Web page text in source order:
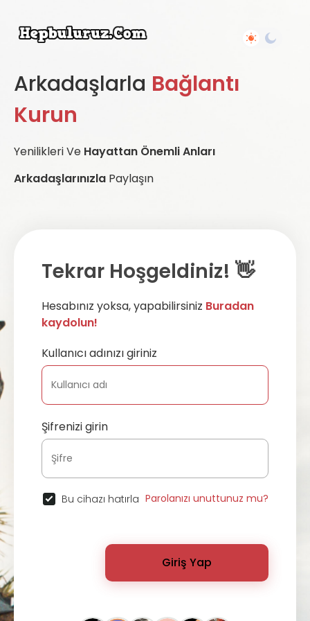
Arkadaşlarla Bağlantı
Kurun
Yenilikleri Ve Hayattan Önemli Anları
Arkadaşlarınızla Paylaşın
Tekrar Hoşgeldiniz! 👋
Hesabınız yoksa, yapabilirsiniz Buradan
kaydolun!
Kullanıcı adınızı giriniz
Şifrenizi girin
Bu cihazı hatırla Parolanızı unuttunuz mu?
Giriş Yap